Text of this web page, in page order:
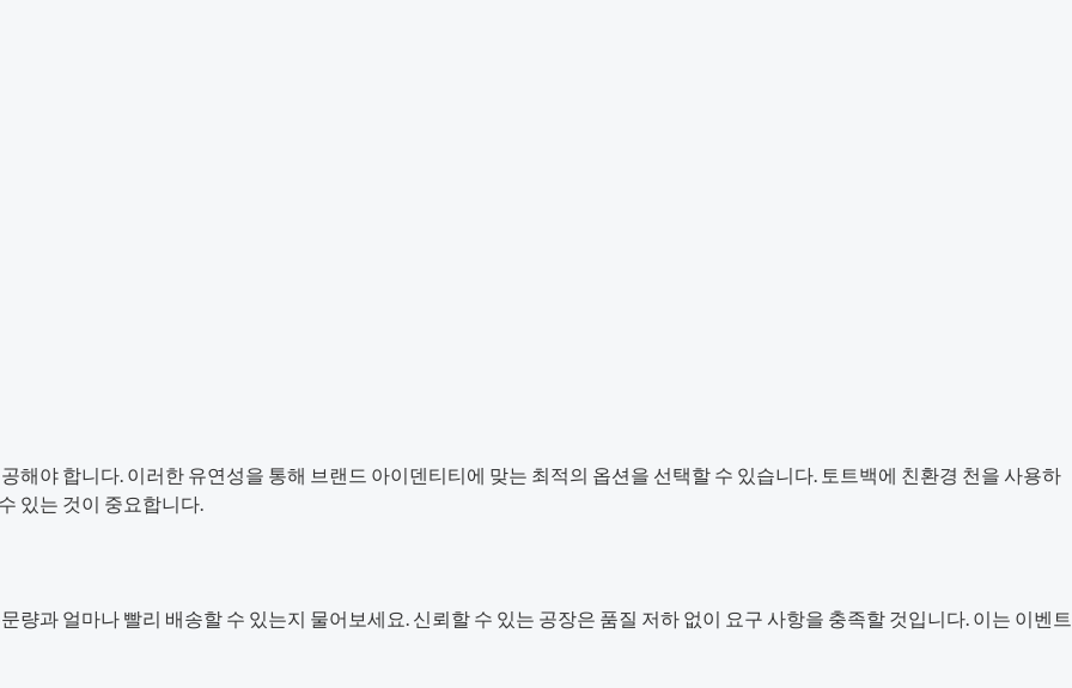
해야 합니다. 이러한 유연성을 통해 브랜드 아이덴티티에 맞는 최적의 옵션을 선택할 수 있습니다. 토트백에 친환경 천을 사용하
있는 것이 중요합니다.
량과 얼마나 빨리 배송할 수 있는지 물어보세요. 신뢰할 수 있는 공장은 품질 저하 없이 요구 사항을 충족할 것입니다. 이는 이벤트